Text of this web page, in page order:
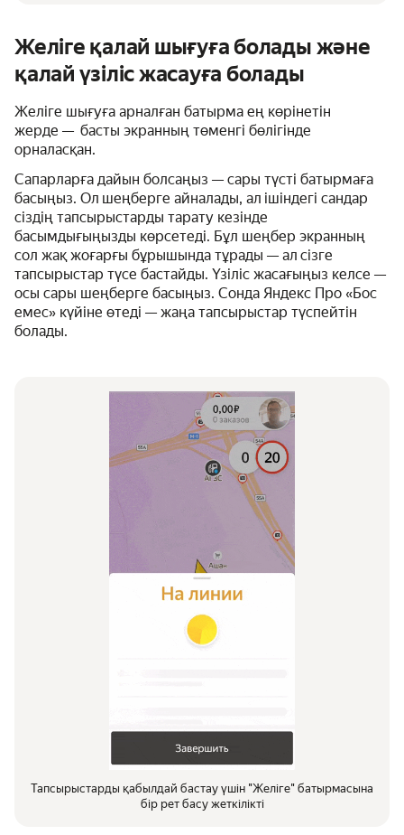
Желіге қалай шығуға болады және
қалай үзіліс жасауға болады
Желіге шығуға арналған батырма ең көрінетін
жерде — басты экранның төменгі бөлігінде
орналасқан.
Сапарларға дайын болсаңыз — сары түсті батырмаға
басыңыз. Ол шеңберге айналады, ал ішіндегі сандар
сіздің тапсырыстарды тарату кезінде
басымдығыңызды көрсетеді. Бұл шеңбер экранның
сол жақ жоғарғы бұрышында тұрады — ал сізге
тапсырыстар түсе бастайды. Үзіліс жасағыңыз келсе —
осы сары шеңберге басыңыз. Сонда Яндекс Про «Бос
емес» күйіне өтеді — жаңа тапсырыстар түспейтін
болады.
Тапсырыстарды қабылдай бастау үшін "Желіге" батырмасына
бір рет басу жеткілікті